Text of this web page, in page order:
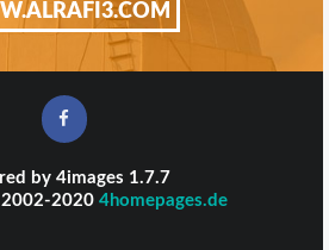
by 4images 1.7.7
2020 4homepages.de